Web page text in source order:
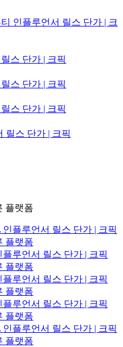
인플루언서 릴스 단가 | 크
스 단가 | 크픽
스 단가 | 크픽
스 단가 | 크픽
릴스 단가 | 크픽
플랫폼
플루언서 릴스 단가 | 크픽
플랫폼
루언서 릴스 단가 | 크픽
플랫폼
루언서 릴스 단가 | 크픽
플랫폼
루언서 릴스 단가 | 크픽
플랫폼
플루언서 릴스 단가 | 크픽
플랫폼